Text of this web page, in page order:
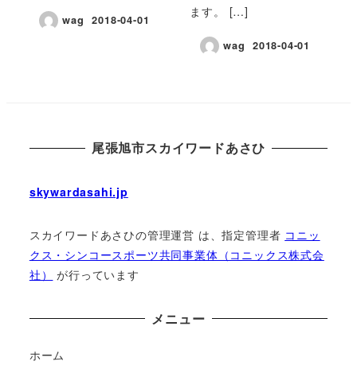
wag 2018-04-01
ます。 […]
wag 2018-04-01
尾張旭市スカイワードあさひ
skywardasahi.jp
スカイワードあさひの管理運営 は、指定管理者 コニッ
クス・シンコースポーツ共同事業体（コニックス株式会
社）
が⾏っています
メニュー
ホーム